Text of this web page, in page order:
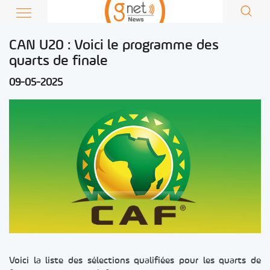
CAN U20 : Voici le programme des
quarts de finale
09-05-2025
Voici la liste des sélections qualifiées pour les quarts de